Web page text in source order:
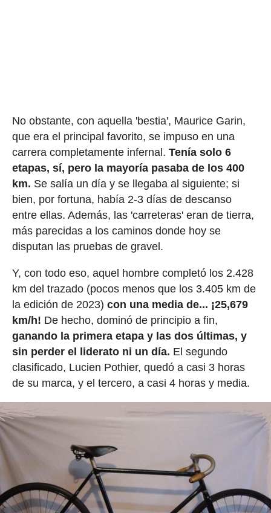
No obstante, con aquella 'bestia', Maurice Garin,
que era el principal favorito, se impuso en una
carrera completamente infernal. Tenía solo 6
etapas, sí, pero la mayoría pasaba de los 400
km. Se salía un día y se llegaba al siguiente; si
bien, por fortuna, había 2-3 días de descanso
entre ellas. Además, las 'carreteras' eran de tierra,
más parecidas a los caminos donde hoy se
disputan las pruebas de gravel.
Y, con todo eso, aquel hombre completó los 2.428
km del trazado (pocos menos que los 3.405 km de
la edición de 2023) con una media de... ¡25,679
km/h! De hecho, dominó de principio a fin,
ganando la primera etapa y las dos últimas, y
sin perder el liderato ni un día. El segundo
clasificado, Lucien Pothier, quedó a casi 3 horas
de su marca, y el tercero, a casi 4 horas y media.